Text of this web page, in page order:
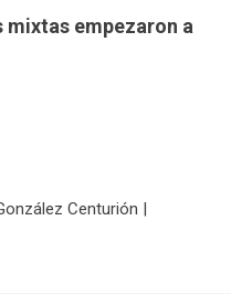
mixtas empezaron a
Centurión |